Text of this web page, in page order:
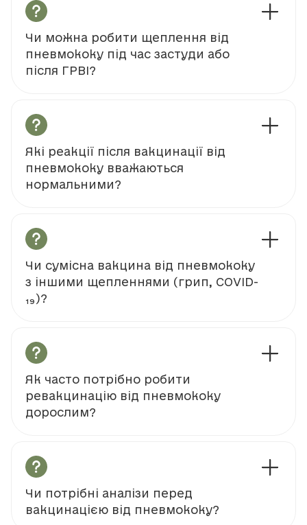
Чи можна робити щеплення від
пневмококу під час застуди або
після ГРВІ?
Які реакції після вакцинації від
пневмококу вважаються
нормальними?
Чи сумісна вакцина від пневмококу
з іншими щепленнями (грип, COVID-
19)?
Як часто потрібно робити
ревакцинацію від пневмококу
дорослим?
Чи потрібні аналізи перед
вакцинацією від пневмококу?